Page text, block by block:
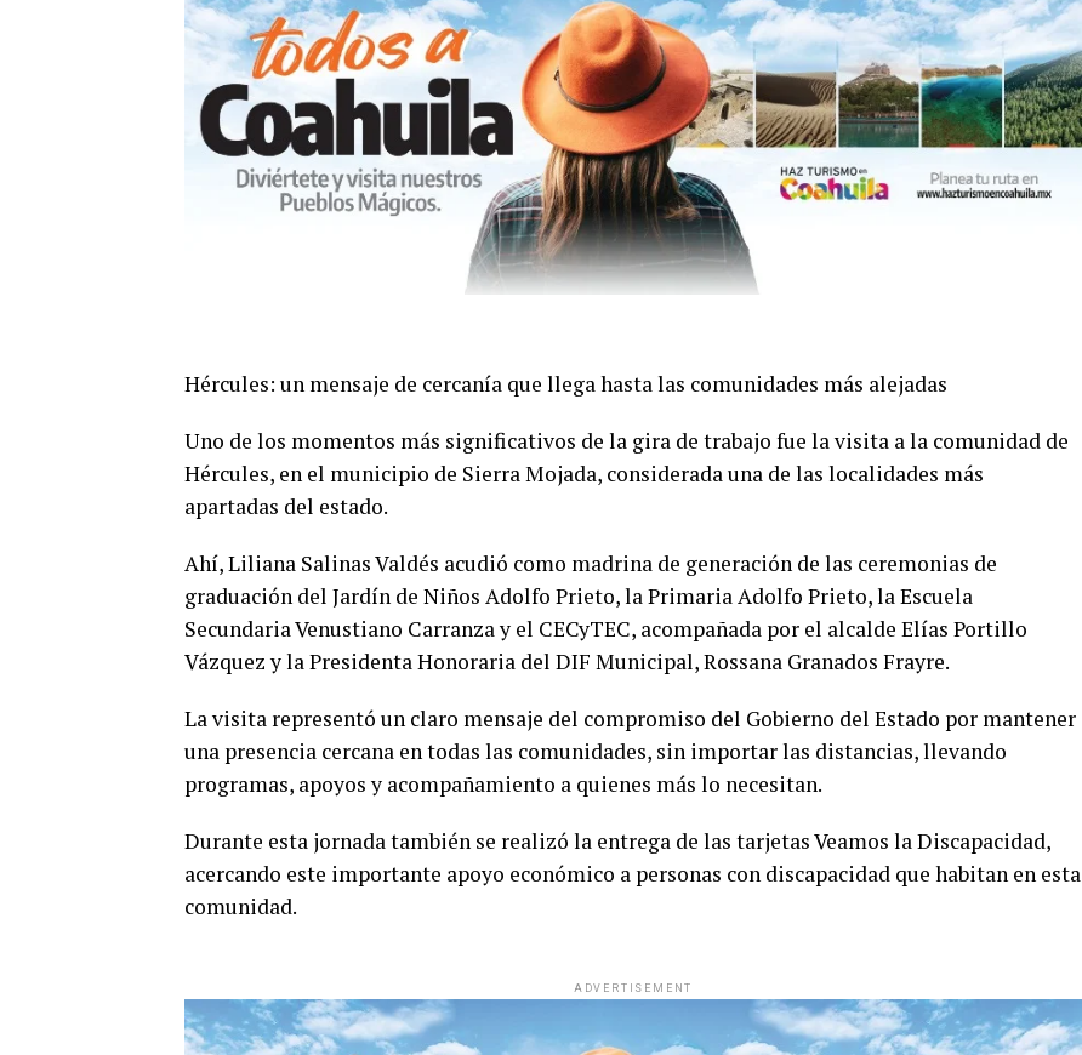
Hércules: un mensaje de cercanía que llega hasta las comunidades más alejadas
Uno de los momentos más significativos de la gira de trabajo fue la visita a la comunidad de
Hércules, en el municipio de Sierra Mojada, considerada una de las localidades más
apartadas del estado.
Ahí, Liliana Salinas Valdés acudió como madrina de generación de las ceremonias de
graduación del Jardín de Niños Adolfo Prieto, la Primaria Adolfo Prieto, la Escuela
Secundaria Venustiano Carranza y el CECyTEC, acompañada por el alcalde Elías Portillo
Vázquez y la Presidenta Honoraria del DIF Municipal, Rossana Granados Frayre.
La visita representó un claro mensaje del compromiso del Gobierno del Estado por mantener
una presencia cercana en todas las comunidades, sin importar las distancias, llevando
programas, apoyos y acompañamiento a quienes más lo necesitan.
Durante esta jornada también se realizó la entrega de las tarjetas Veamos la Discapacidad,
acercando este importante apoyo económico a personas con discapacidad que habitan en esta
comunidad.
ADVERTISEMENT